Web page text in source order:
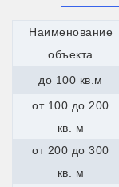
Наименование
объекта
до 100 кв.м
от 100 до 200
кв. м
от 200 до 300
кв. м